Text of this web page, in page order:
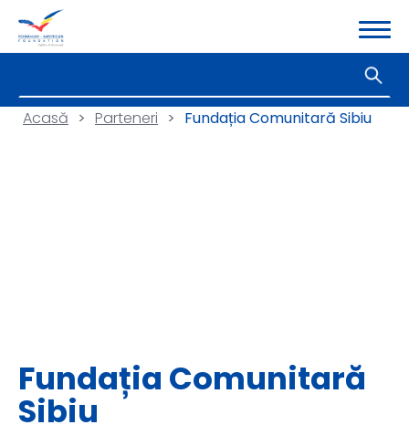
Acasă > Parteneri > Fundația Comunitară Sibiu
Fundația Comunitară
Sibiu